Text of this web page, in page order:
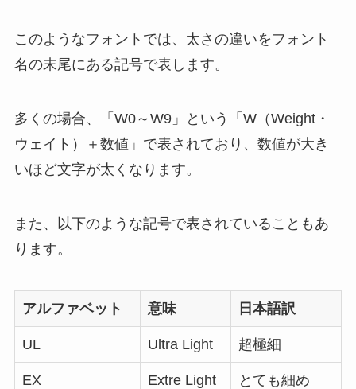
このようなフォントでは、太さの違いをフォント
名の末尾にある記号で表します。
多くの場合、「W0～W9」という「W（Weight・
ウェイト）＋数値」で表されており、数値が大き
いほど文字が太くなります。
また、以下のような記号で表されていることもあ
ります。
アルファベット 意味 日本語訳
UL Ultra Light 超極細
EX Extre Light とても細め